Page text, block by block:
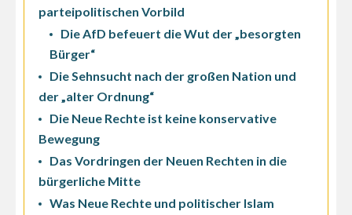
parteipolitischen Vorbild
Die AfD befeuert die Wut der „besorgten
Bürger“
Die Sehnsucht nach der großen Nation und
der „alter Ordnung“
Die Neue Rechte ist keine konservative
Bewegung
Das Vordringen der Neuen Rechten in die
bürgerliche Mitte
Was Neue Rechte und politischer Islam